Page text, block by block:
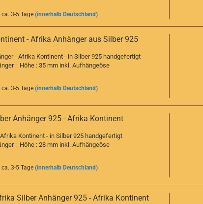
ca. 3-5 Tage (innerhalb Deutschland)
- Afrika Anhänger aus Silber 925
- Afrika Kontinent - in Silber 925 handgefertigt
: Höhe : 35 mm inkl. Aufhängeöse
ca. 3-5 Tage (innerhalb Deutschland)
Anhänger 925 - Afrika Kontinent
Kontinent - in Silber 925 handgefertigt
: Höhe : 28 mm inkl. Aufhängeöse
ca. 3-5 Tage (innerhalb Deutschland)
Silber Anhänger 925 - Afrika Kontinent